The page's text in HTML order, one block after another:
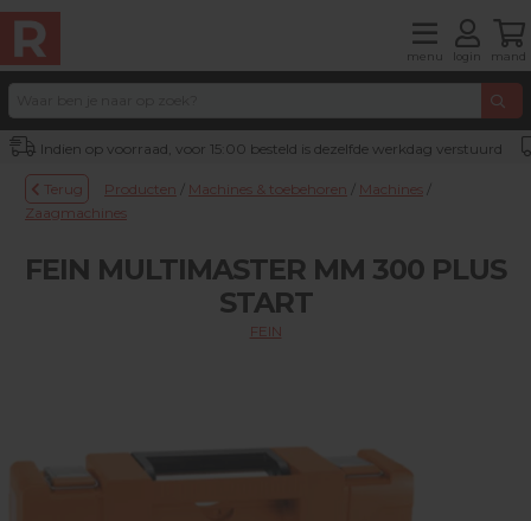
menu login mand
Indien op voorraad, voor 15:00 besteld is dezelfde werkdag verstuurd
Terug Producten / Machines & toebehoren / Machines /
Zaagmachines
FEIN MULTIMASTER MM 300 PLUS
START
FEIN